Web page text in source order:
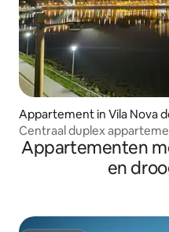
Appartement in Vila Nova
Centraal duplex
de Douro
Appartementen
en